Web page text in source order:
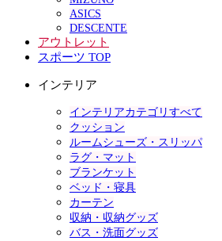
ASICS
DESCENTE
アウトレット
スポーツ TOP
インテリア
インテリアカテゴリすべて
クッション
ルームシューズ・スリッパ
ラグ・マット
ブランケット
ベッド・寝具
カーテン
収納・収納グッズ
バス・洗面グッズ